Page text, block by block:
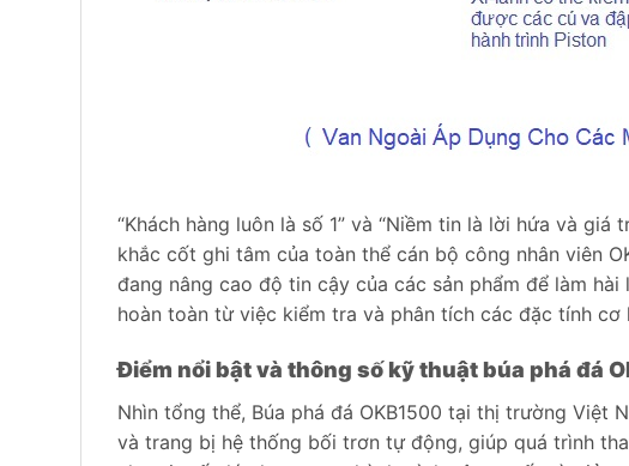
“Khách hàng luôn là số 1” và “Niềm tin là lời hứa và
khắc cốt ghi tâm của toàn thể cán bộ công nhân viên
đang nâng cao độ tin cậy của các sản phẩm để làm
hoàn toàn từ việc kiểm tra và phân tích các đặc tính
Điểm nổi bật và thông số kỹ thuật búa phá đá
Nhìn tổng thể, Búa phá đá OKB1500 tại thị trường Việt
và trang bị hệ thống bối trơn tự động, giúp quá trình